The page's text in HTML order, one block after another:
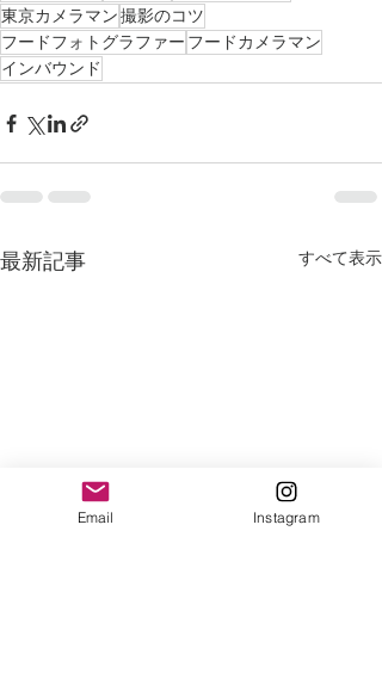
東京カメラマン撮影のコツ
フードフォトグラファー フードカメラマン
インバウンド
最新記事 すべて表示
Email Instagram